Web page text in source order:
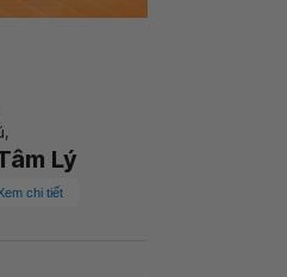
Lý
chi tiết